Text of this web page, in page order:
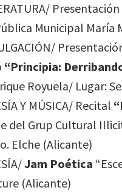
Presentación
Municipal María
“Principia:
Royuela/ Lugar:
Y MÚSICA/ Recital
del Grup Cultural
Elche (Alicante)
Jam Poética
(Alicante)